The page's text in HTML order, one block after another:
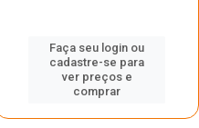
Faça seu login ou
cadastre-se para
ver preços e
comprar